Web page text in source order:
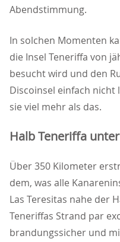
Abendstimmung.
In solchen Momenten
die Insel Teneriffa von
besucht wird und den
Discoinsel einfach nicht
sie viel mehr als das.
Halb Teneriffa
Über 350 Kilometer
dem, was alle
Las Teresitas nahe der
Teneriffas Strand par
brandungssicher und